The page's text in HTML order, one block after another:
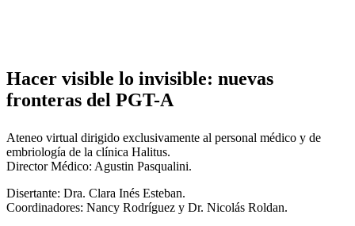
Hacer visible lo invisible: nuevas
fronteras del PGT-A
Ateneo virtual dirigido exclusivamente al personal médico y de
embriología de la clínica Halitus.
Director Médico: Agustin Pasqualini.
Disertante: Dra. Clara Inés Esteban.
Coordinadores: Nancy Rodríguez y Dr. Nicolás Roldan.